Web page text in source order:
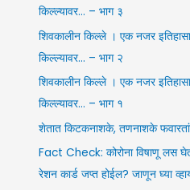
किल्ल्यावर… – भाग ३
शिवकालीन किल्ले । एक नजर
किल्ल्यावर… – भाग २
शिवकालीन किल्ले । एक नजर
किल्ल्यावर… – भाग १
शेतात किटकनाशके, तणनाशके
Fact Check: कोरोना विषाणू लस
रेशन कार्ड जप्त होईल? जाणून घ्या